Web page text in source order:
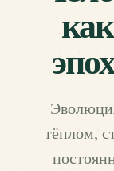
тёплом,